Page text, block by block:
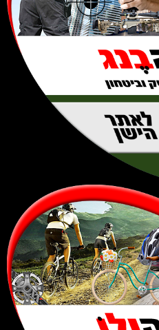
לאתר
הישן